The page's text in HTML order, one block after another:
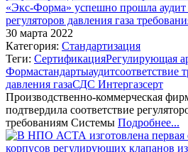
«Экс-Форма» успешно прошла аудит
регуляторов давления газа
30 марта 2022
Категория: Стандартизация
Теги: СертификацияРегулирующая
Формастандартыаудитсоответствие
давления газаСДС Интергазсерт
Производственно-коммерческая
подтвердила соответствие
требованиям Системы Подробнее...